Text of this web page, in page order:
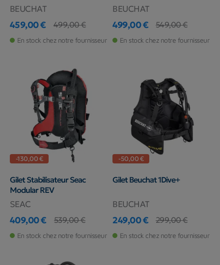
BEUCHAT
Prix
459,00 €
Prix de base
499,00 €
En stock chez notre fournisseur
BEUCHAT
Prix
499,00 €
Prix de base
549,00 €
En stock chez notre fournisseur
-130,00 €
Gilet Stabilisateur Seac
Modular REV
SEAC
Prix
409,00 €
Prix de base
539,00 €
En stock chez notre fournisseur
-50,00 €
Gilet Beuchat 1Dive+
BEUCHAT
Prix
249,00 €
Prix de base
299,00 €
En stock chez notre fournisseur